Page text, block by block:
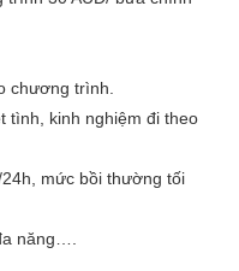
chương trình.
tình, kinh nghiệm đi theo
mức bồi thường tối
năng….